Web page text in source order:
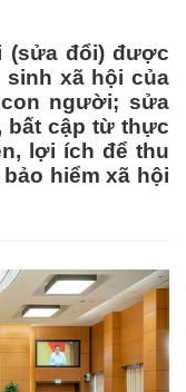
(sửa đổi) được
sinh xã hội của
người; sửa
bất cập từ thực
lợi ích để thu
hiểm xã hội